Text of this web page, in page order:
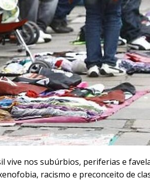
nos subúrbios, periferias e
racismo e preconceito de